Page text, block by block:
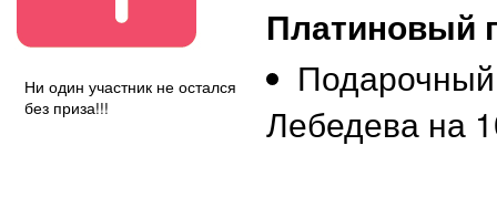
Ни один участник не остался
без приза!!!
Платиновый
Лебедева на